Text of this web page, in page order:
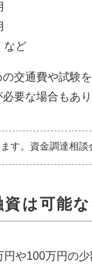
ど
の交通費や試験
要な場合もあり
す。資金調達相談
は可能な
や100万円の